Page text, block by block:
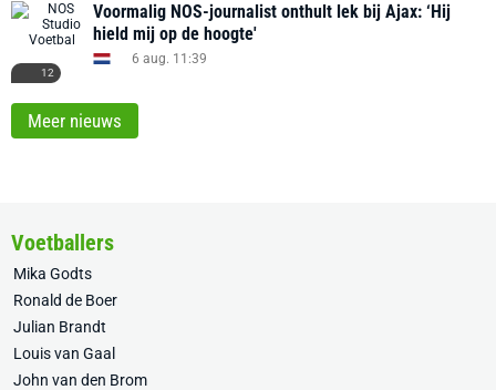
12
Voormalig NOS-journalist onthult lek bij Ajax: ‘Hij
hield mij op de hoogte'
6 aug. 11:39
Meer nieuws
Voetballers
Mika Godts
Ronald de Boer
Julian Brandt
Louis van Gaal
John van den Brom